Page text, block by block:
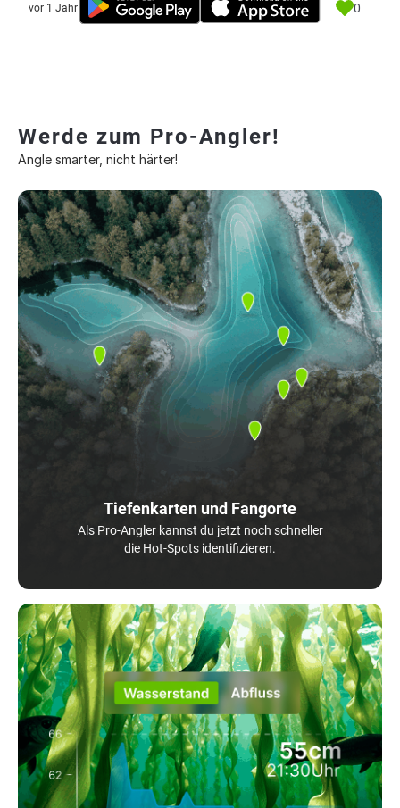
vor 1 Jahr 0
Werde zum Pro-Angler!
Angle smarter, nicht härter!
Tiefenkarten und Fangorte
Als Pro-Angler kannst du jetzt noch schneller
die Hot-Spots identifizieren.